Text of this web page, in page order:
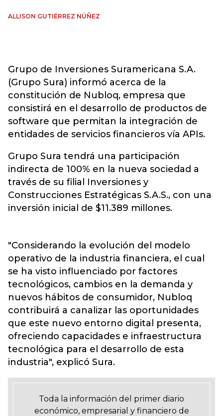
ALLISON GUTIÉRREZ NÚÑEZ
Grupo de Inversiones Suramericana S.A.
(Grupo Sura) informó acerca de la
constitución de Nubloq, empresa que
consistirá en el desarrollo de productos de
software que permitan la integración de
entidades de servicios financieros vía APIs.
Grupo Sura tendrá una participación
indirecta de 100% en la nueva sociedad a
través de su filial Inversiones y
Construcciones Estratégicas S.A.S., con una
inversión inicial de $11.389 millones.
"Considerando la evolución del modelo
operativo de la industria financiera, el cual
se ha visto influenciado por factores
tecnológicos, cambios en la demanda y
nuevos hábitos de consumidor, Nubloq
contribuirá a canalizar las oportunidades
que este nuevo entorno digital presenta,
ofreciendo capacidades e infraestructura
tecnológica para el desarrollo de esta
industria", explicó Sura.
Toda la información del primer diario
económico, empresarial y financiero de